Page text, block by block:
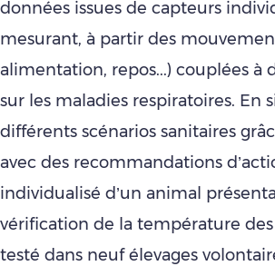
données issues de capteurs
mesurant, à partir des
alimentation, repos...) couplées
sur les maladies respiratoires.
différents scénarios sanitaires
avec des recommandations
individualisé d’un animal
vérification de la température
testé dans neuf élevages